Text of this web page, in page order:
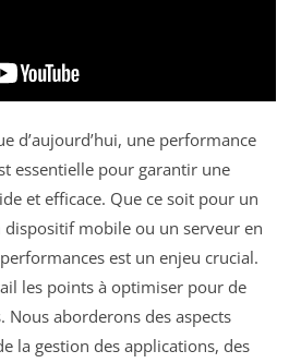
d’aujourd’hui, une performance
essentielle pour garantir une
et efficace. Que ce soit pour un
mobile ou un serveur en
est un enjeu crucial.
les points à optimiser pour de
aborderons des aspects
la gestion des applications, des